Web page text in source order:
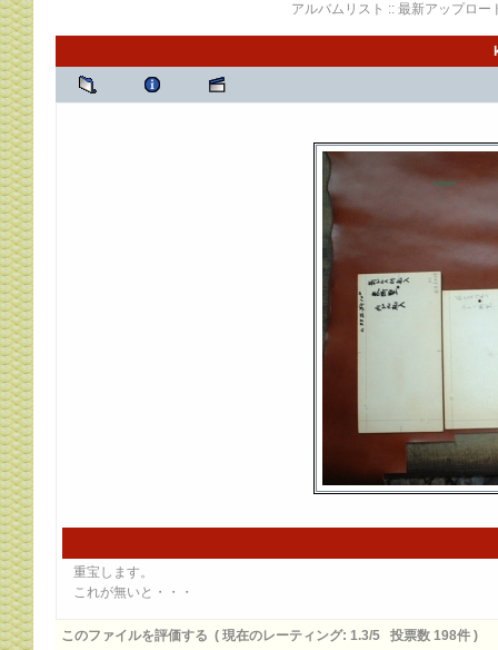
アルバムリスト :: 最新アップロー
重宝します。
これが無いと・・・
このファイルを評価する ( 現在のレーティング: 1.3/5 投票数 198件 )